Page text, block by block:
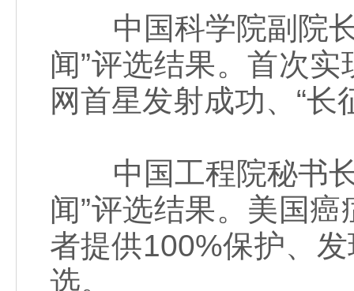
中国科学院副院长
闻”评选结果。首次
网首星发射成功、“长
中国工程院秘书长
闻”评选结果。美国
者提供100%保护、
选。